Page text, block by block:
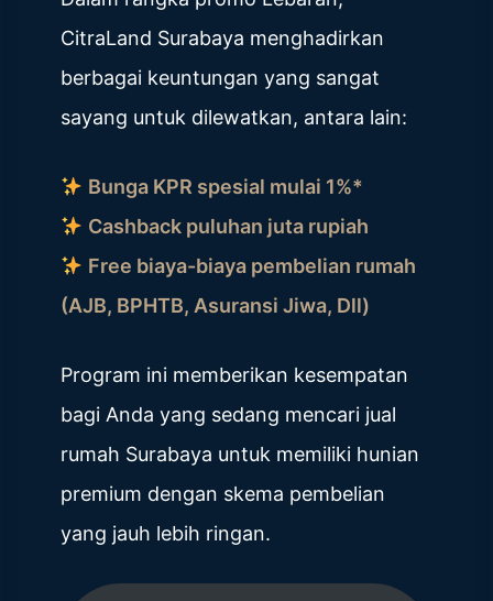
CitraLand Surabaya menghadirkan
berbagai keuntungan yang sangat
sayang untuk dilewatkan, antara lain:
Bunga KPR spesial mulai 1%*
Cashback puluhan juta rupiah
Free biaya-biaya pembelian rumah
(AJB, BPHTB, Asuransi Jiwa, Dll)
Program ini memberikan kesempatan
bagi Anda yang sedang mencari jual
rumah Surabaya untuk memiliki hunian
premium dengan skema pembelian
yang jauh lebih ringan.